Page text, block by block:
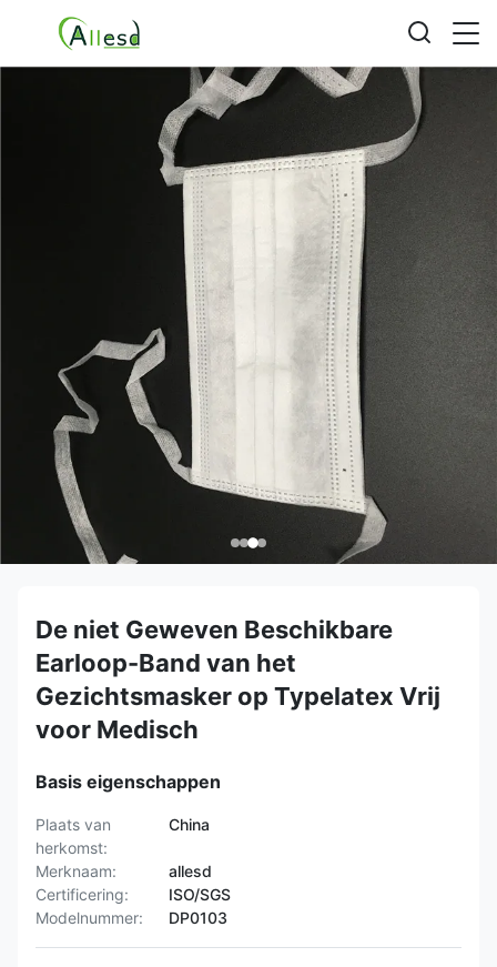
De niet Geweven Beschikbare
Earloop-Band van het
Gezichtsmasker op Typelatex Vrij
voor Medisch
Basis eigenschappen
Plaats van
herkomst:
China
Merknaam:
allesd
Certificering:
ISO/SGS
Modelnummer:
DP0103